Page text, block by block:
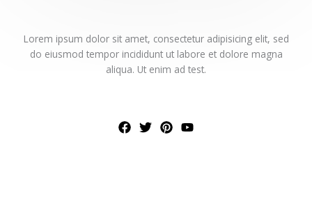
Lorem ipsum dolor sit amet, consectetur adipisicing elit, sed
do eiusmod tempor incididunt ut labore et dolore magna
aliqua. Ut enim ad test.